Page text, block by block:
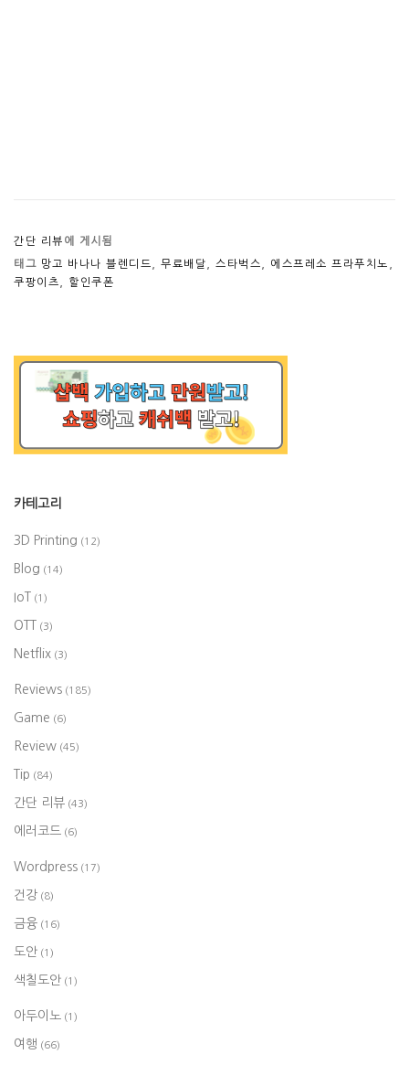
간단 리뷰 에 게시됨
태그 망고 바나나 블렌디드 무료배달 스타벅스 에스프레소 프라푸치노
쿠팡이츠
할인쿠폰
카테고리
3D Printing (12)
Blog (14)
IoT (1)
OTT (3)
Netflix (3)
Reviews (185)
Game (6)
Review (45)
Tip (84)
간단 리뷰 (43)
에러코드 (6)
Wordpress (17)
건강 (8)
금융 (16)
도안 (1)
색칠도안 (1)
아두이노 (1)
여행 (66)